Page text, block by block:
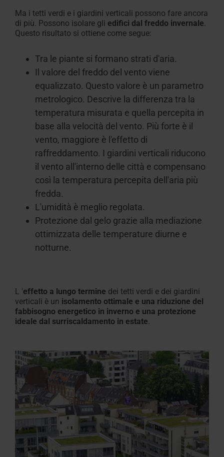
Ma i tetti verdi e i giardini verticali possono fare ancora
di più. Possono isolare gli edifici dal freddo invernale.
Questo risultato si ottiene come segue:
Tra le piante si formano strati d'aria.
Il valore del freddo del vento viene
equalizzato. Questo valore è un parametro
metrologico. Descrive la differenza tra la
temperatura misurata e quella percepita in
base alla velocità del vento. Più forte è il
vento, maggiore è l'effetto di
raffreddamento. I giardini verticali riducono
il vento all'interno delle città e compensano
così la temperatura percepita dell'aria più
fredda.
L'umidità è meglio regolata.
Protezione dal gelo grazie alla mediazione
ottimizzata delle temperature diurne e
notturne.
L 'effetto a lungo termine dei tetti verdi e dei giardini
verticali è un isolamento ottimale e una riduzione del
fabbisogno energetico in inverno e una protezione
ideale dal surriscaldamento in estate.